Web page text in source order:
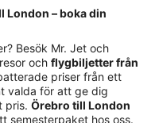
London – boka din
Besök Mr. Jet och
och flygbiljetter från
priser från ett
valda för att ge dig
pris. Örebro till London
semesterpaket hos oss.